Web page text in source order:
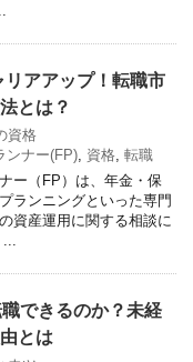
リアアップ！転職市
とは？
資格
ンナー(FP) 資格 転職
ー（FP）は、年金・保
ランニングといった専門
資産運用に関する相談に
できるのか？未経
とは